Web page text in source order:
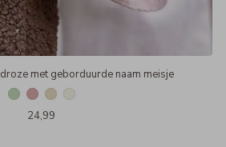
met geborduurde naam meisje
24,99